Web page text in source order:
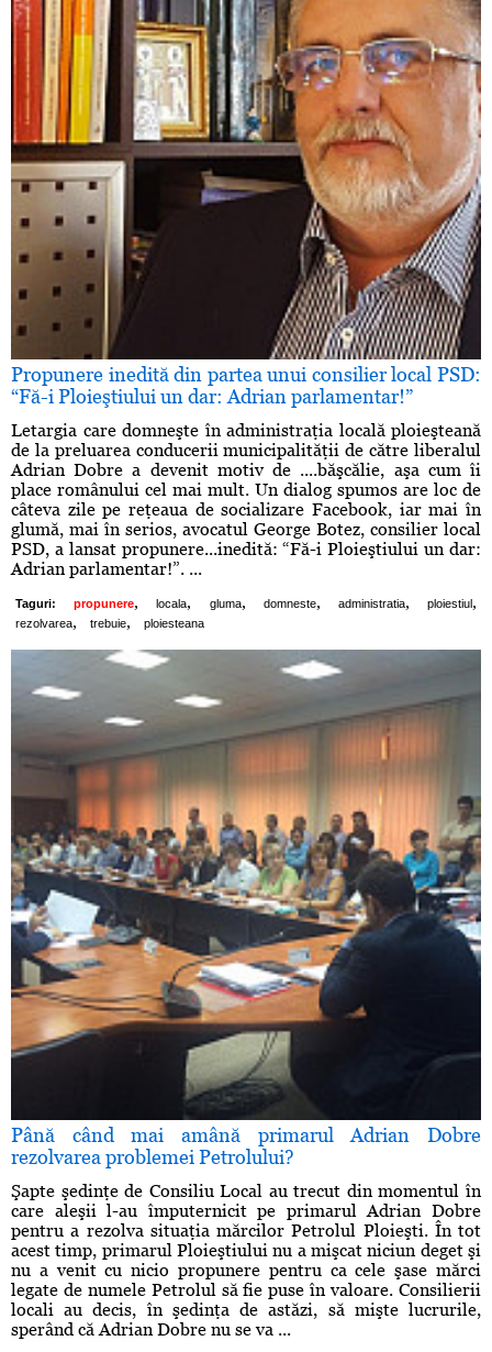
Propunere inedită din partea unui consilier local PSD:
“Fă-i Ploieştiului un dar: Adrian parlamentar!”
Letargia care domneşte în administraţia locală ploieşteană
de la preluarea conducerii municipalităţii de către liberalul
Adrian Dobre a devenit motiv de ....băşcălie, aşa cum îi
place românului cel mai mult. Un dialog spumos are loc de
câteva zile pe reţeaua de socializare Facebook, iar mai în
glumă, mai în serios, avocatul George Botez, consilier local
PSD, a lansat propunere...inedită: “Fă-i Ploieştiului un dar:
Adrian parlamentar!”. ...
Taguri: propunere, locala, gluma, domneste, administratia, ploiestiul ,
rezolvarea, trebuie, ploiesteana
Până când mai amână primarul Adrian Dobre
rezolvarea problemei Petrolului?
Şapte şedinţe de Consiliu Local au trecut din momentul în
care aleşii l-au împuternicit pe primarul Adrian Dobre
pentru a rezolva situaţia mărcilor Petrolul Ploieşti. În tot
acest timp, primarul Ploieştiului nu a mişcat niciun deget şi
nu a venit cu nicio propunere pentru ca cele şase mărci
legate de numele Petrolul să fie puse în valoare. Consilierii
locali au decis, în şedinţa de astăzi, să mişte lucrurile,
sperând că Adrian Dobre nu se va ...